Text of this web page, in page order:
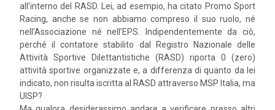
all’interno del RASD. Lei, ad esempio, ha citato Promo Sport
Racing, anche se non abbiamo compreso il suo ruolo, né
nell’Associazione né nell’EPS. Indipendentemente da ciò,
perché il contatore stabilito dal Registro Nazionale delle
Attività Sportive Dilettantistiche (RASD) riporta 0 (zero)
attività sportive organizzate e, a differenza di quanto da lei
indicato, non risulta iscritta al RASD attraverso MSP Italia, ma
UISP?